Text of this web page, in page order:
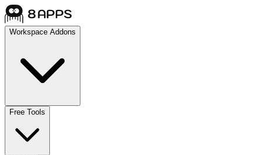
Workspace Addons
Free Tools